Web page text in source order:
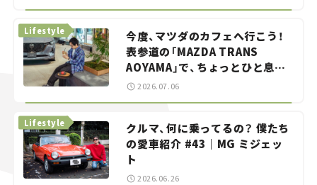
今度、マツダのカフェへ行こう！
表参道の「MAZDA TRANS
AOYAMA」で、ちょっとひと息。
——連載｜CCGとクルマでどうす
Lifestyle
2026.07.06
クルマ、何に乗ってるの？ 僕たち
の愛車紹介 #43｜MG ミジェッ
ト
Lifestyle
2026.06.26